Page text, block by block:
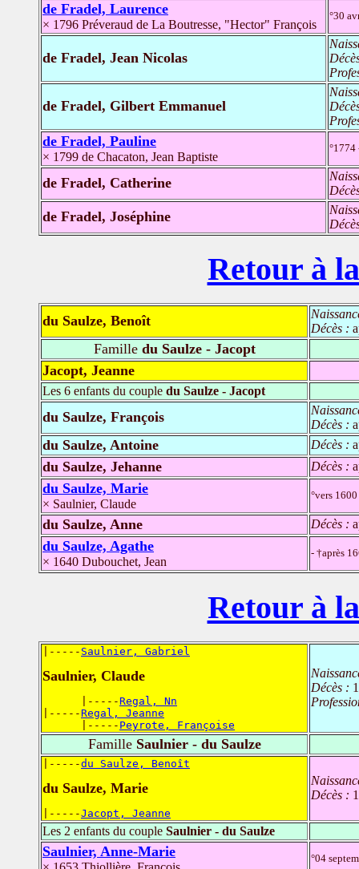
de Fradel, Laurence
× 1796 Préveraud de La Boutresse, "Hector" François
°30
de Fradel, Jean Nicolas
de Fradel, Gilbert Emmanuel
de Fradel, Pauline
× 1799 de Chacaton, Jean Baptiste
°1774
de Fradel, Catherine
de Fradel, Joséphine
Retour à
du Saulze, Benoît
Décès :
Familledu Saulze - Jacopt
Jacopt, Jeanne
Les 6 enfants du couple du Saulze - Jacopt
du Saulze, François
Décès :
du Saulze, Antoine Décès :
du Saulze, Jehanne Décès :
du Saulze, Marie
× Saulnier, Claude
°vers
du Saulze, Anne Décès :
du Saulze, Agathe
× 1640 Dubouchet, Jean
- †après
Retour à
|----- Saulnier, Gabriel
Saulnier, Claude
      |-----
Regal, Nn
|-----Regal, Jeanne
      |-----
Peyrote, Françoise
Décès :
FamilleSaulnier - du Saulze
|-----du Saulze, Benoît
du Saulze, Marie
|-----Jacopt, Jeanne
Décès :
Les 2 enfants du couple Saulnier - du Saulze
Saulnier, Anne-Marie °04